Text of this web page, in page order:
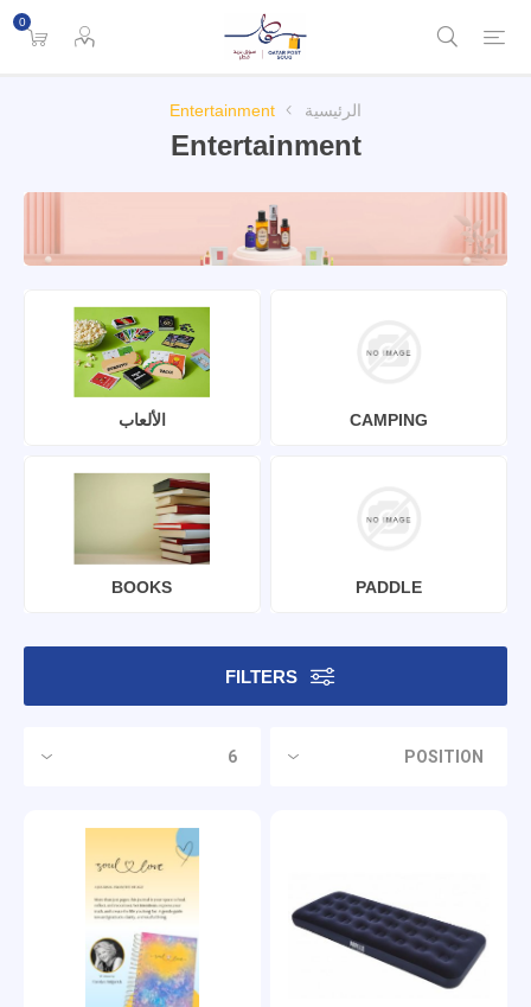
0
الرئيسية Entertainment
Entertainment
CAMPING الألعاب
PADDLE
BOOKS
FILTERS